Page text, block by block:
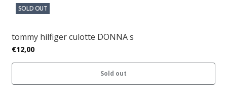
SOLD OUT
tommy hilfiger culotte DONNA s
€12,00
Sold out